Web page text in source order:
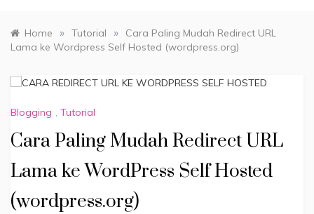
Home » Tutorial »
Cara Paling Mudah Redirect URL
Lama ke Wordpress Self Hosted (wordpress.org)
Blogging , Tutorial
Cara Paling Mudah Redirect URL
Lama ke WordPress Self Hosted
(wordpress.org)